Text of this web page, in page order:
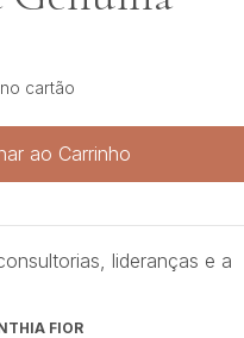
no cartão
ao Carrinho
lideranças e a
FIOR